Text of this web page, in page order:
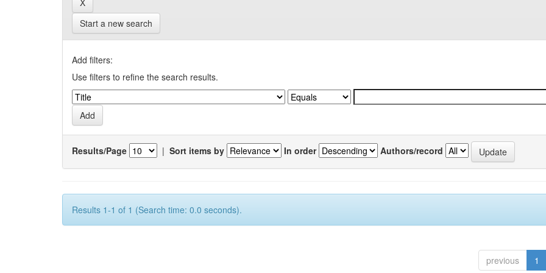
Start a new search
Add filters:
Use filters to refine the search results.
Results/Page | Sort items by In order Authors/record
Results 1-1 of 1 (Search time: 0.0 seconds).
previous 1